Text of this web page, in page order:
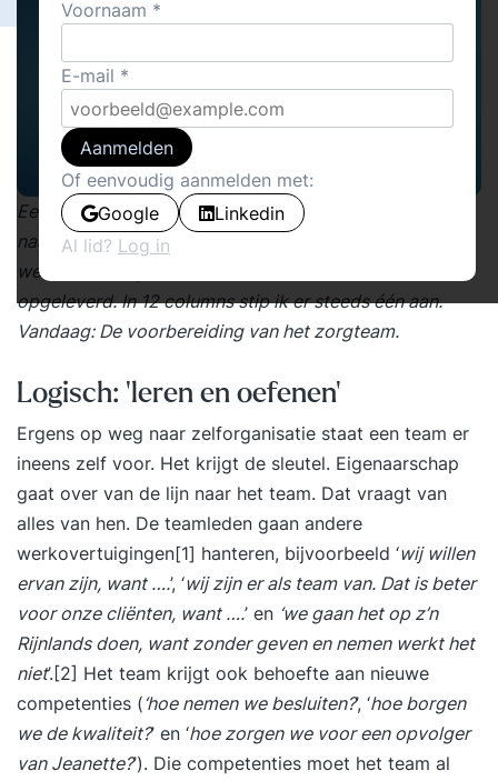
Een decennium gebundelde ervaring met de beweging
naar zelforganisatie in de langdurige zorg heeft allerlei
wetenswaardige en soms verrassende inzichten
opgeleverd. In 12 columns stip ik er steeds één aan.
Vandaag: De voorbereiding van het zorgteam.
Logisch: ‘leren en oefenen’
Ergens op weg naar zelforganisatie staat een team er
ineens zelf voor. Het krijgt de sleutel. Eigenaarschap
gaat over van de lijn naar het team. Dat vraagt van
alles van hen. De teamleden gaan andere
werkovertuigingen[1] hanteren, bijvoorbeeld ‘wij willen
ervan zijn, want ….’, ‘wij zijn er als team van. Dat is beter
voor onze cliënten, want ….’ en ‘we gaan het op z’n
Rijnlands doen, want zonder geven en nemen werkt het
niet’.[2] Het team krijgt ook behoefte aan nieuwe
competenties (‘hoe nemen we besluiten?’, ‘hoe borgen
we de kwaliteit?’ en ‘hoe zorgen we voor een opvolger
van Jeanette?’). Die competenties moet het team al
Voornaam
E-mail
Aanmelden
Of eenvoudig aanmelden met:
Google
Linkedin
Al lid? Log in